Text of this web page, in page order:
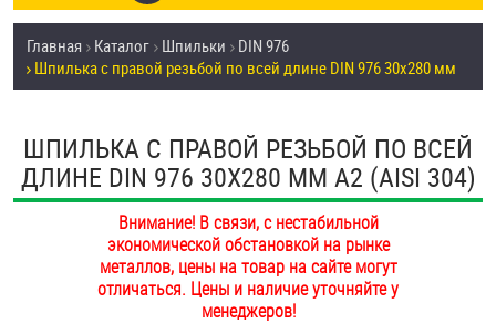
УСЛУГИ
СКИДКИ
ОПТ
ПОКУПАТЕЛЯМ
ОПЛАТА И ДОСТАВКА
НАШИ МАГАЗИНЫ
Товары со скидкой
Анкеры
Антивандальный крепёж, инструмент
Болты и винты
Втулки
Главная Каталог Шпильки
DIN 976
Шпилька с правой резьбой по всей длине DIN 976 30х280 мм
ШПИЛЬКА С ПРАВОЙ РЕЗЬБОЙ ПО ВСЕЙ
ДЛИНЕ DIN 976 30Х280 ММ А2 (AISI 304)
Внимание! В связи, с нестабильной
экономической обстановкой на рынке
металлов, цены на товар на сайте могут
отличаться. Цены и наличие уточняйте у
менеджеров!